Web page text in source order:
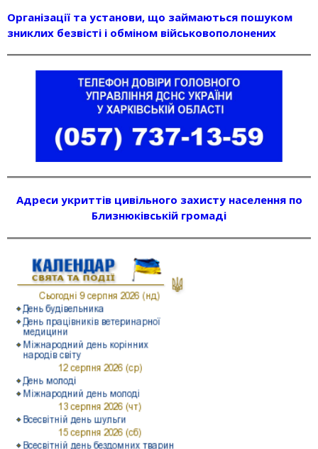
Організації та установи, що займаються пошуком
зниклих безвісті і обміном військовополонених
Адреси укриттів цивільного захисту населення по
Близнюківській громаді